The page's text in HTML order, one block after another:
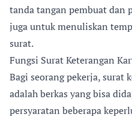
tanda tangan pembuat dan
juga untuk menuliskan
surat.
Fungsi Surat Keterangan
Bagi seorang pekerja, surat
adalah berkas yang bisa
persyaratan beberapa